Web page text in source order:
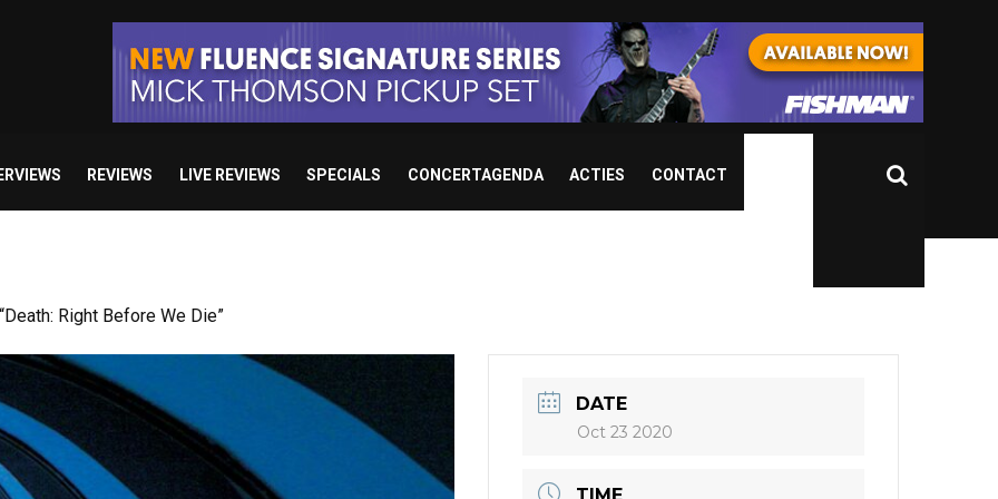
REVIEWS LIVE REVIEWS SPECIALS CONCERTAGENDA ACTIES CONTACT
Right Before We Die”
DATE
Oct 23 2020